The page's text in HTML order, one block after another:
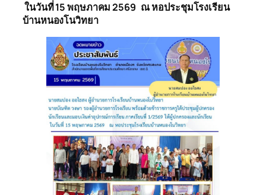
ในวันที่ 15 พฤษภาคม 2569 ณ หอประชุมโรงเรียน
บ้านหนองโนวิทยา